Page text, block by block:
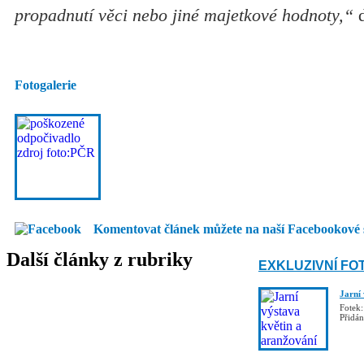
propadnutí věci nebo jiné majetkové hodnoty,“
Fotogalerie
Komentovat článek můžete na naší Facebookové
Další články z rubriky EXKLUZIVNÍ
Jarní